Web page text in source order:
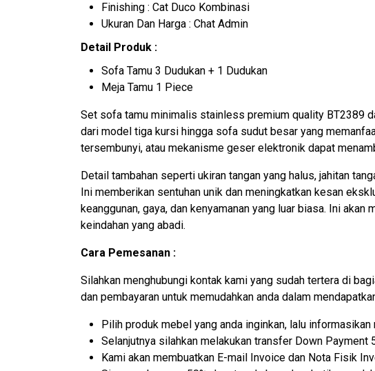
Finishing : Cat Duco Kombinasi
Ukuran Dan Harga : Chat Admin
Detail Produk :
Sofa Tamu 3 Dudukan + 1 Dudukan
Meja Tamu 1 Piece
Set sofa tamu minimalis stainless premium quality BT2389
dari model tiga kursi hingga sofa sudut besar yang
tersembunyi, atau mekanisme geser elektronik dapat
Detail tambahan seperti ukiran tangan yang halus, jahitan
Ini memberikan sentuhan unik dan meningkatkan kesan
keanggunan, gaya, dan kenyamanan yang luar biasa. Ini
keindahan yang abadi.
Cara Pemesanan :
Silahkan menghubungi kontak kami yang sudah tertera di
dan pembayaran untuk memudahkan anda dalam
Pilih produk mebel yang anda inginkan, lalu
Selanjutnya silahkan melakukan transfer Down Payment
Kami akan membuatkan E-mail Invoice dan Nota Fisik